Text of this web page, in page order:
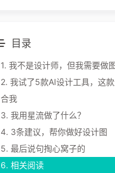
目录
1. 我不是设计师，但我需要做
2. 我试了5款AI设计工具，这
合我
3. 我用星流做了什么？
4. 3条建议，帮你做好设计图
5. 最后说句掏心窝子的
6. 相关阅读